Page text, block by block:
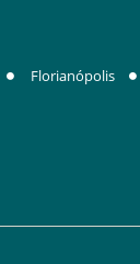
Florianópolis